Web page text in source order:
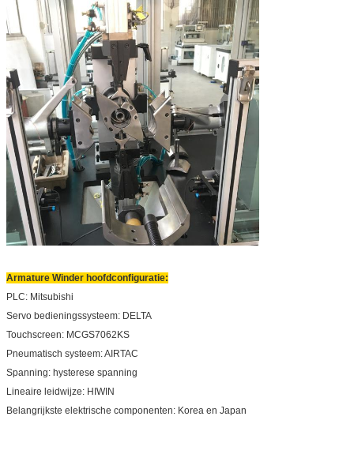
Armature Winder hoofdconfiguratie:
PLC: Mitsubishi
Servo bedieningssysteem: DELTA
Touchscreen: MCGS7062KS
Pneumatisch systeem: AIRTAC
Spanning: hysterese spanning
Lineaire leidwijze: HIWIN
Belangrijkste elektrische componenten: Korea en Japan